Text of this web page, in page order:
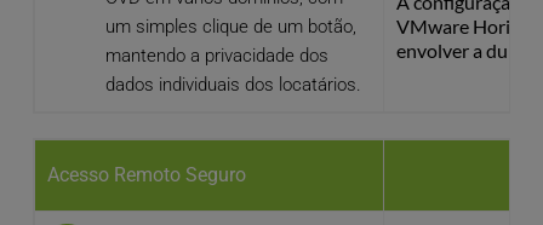
um simples clique de um botão,
mantendo a privacidade dos
dados individuais dos locatários.
VMware Horizon
envolver a
Acesso Remoto Seguro